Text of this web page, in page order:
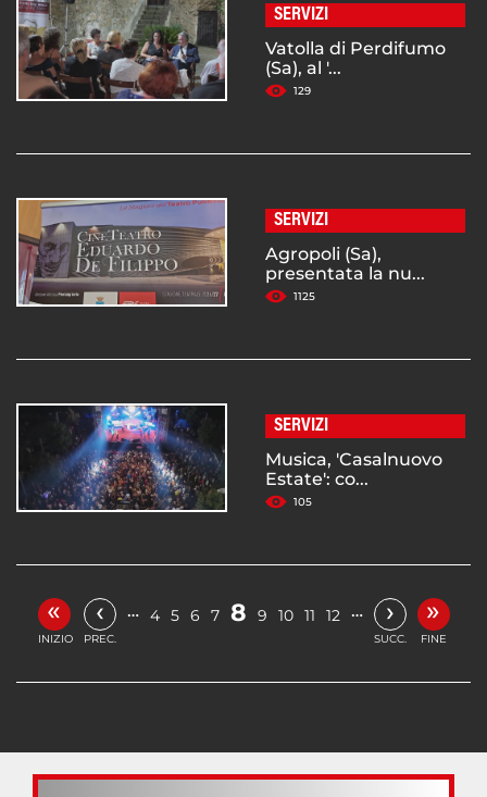
SERVIZI
Vatolla di Perdifumo
(Sa), al '...
129
SERVIZI
Agropoli (Sa),
presentata la nu...
1125
SERVIZI
Musica, 'Casalnuovo
Estate': co...
105
«
INIZIO
‹
PREC.
… 4 5 6 7 8 9 10 11 12 … ›
SUCC.
»
FINE